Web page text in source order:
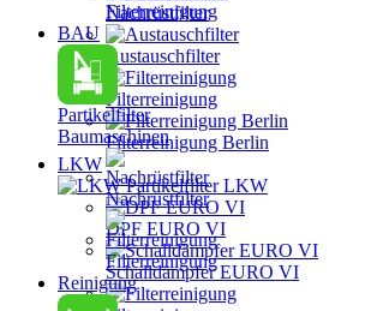
Filterreinigung
BAU
Partikelfilter
Baumaschinen
Nachrüstfilter
Filterreinigung
Reinigung
Nachrüstfilter
Austauschfilter
Filterreinigung
Filterreinigung Berlin
LKW
Partikelfilter LKW
DPF EURO VI
Schalldämpfer EURO VI